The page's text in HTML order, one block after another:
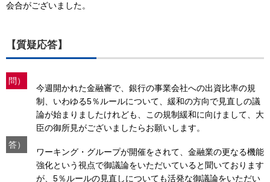
会合がございました。
【質疑応答】
問）
今週開かれた金融審で、銀行の事業会社への出資比率の規
制、いわゆる5％ルールについて、緩和の方向で見直しの議
論が始まりましたけれども、この規制緩和に向けまして、大
臣の御所見がございましたらお願いします。
答）
ワーキング・グループが開催をされて、金融業の更なる機能
強化という視点で御議論をいただいていると聞いております
が、5％ルールの見直しについても活発な御議論をいただい